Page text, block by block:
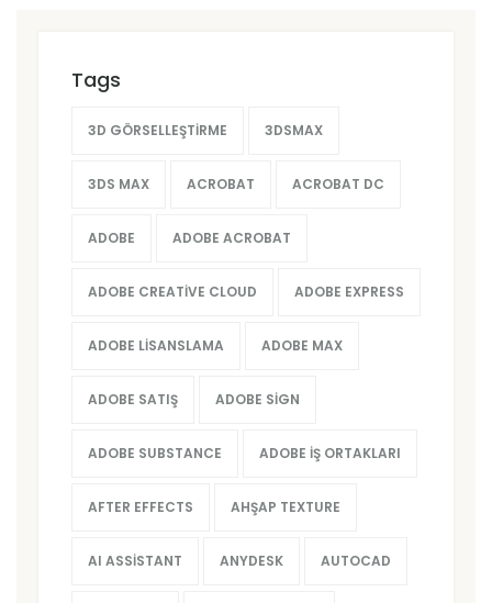
Tags
3D GÖRSELLEŞTIRME 3DSMAX
3DS MAX ACROBAT ACROBAT DC
ADOBE ADOBE ACROBAT
ADOBE CREATIVE CLOUD ADOBE EXPRESS
ADOBE LISANSLAMA ADOBE MAX
ADOBE SATIŞ ADOBE SIGN
ADOBE SUBSTANCE ADOBE İŞ ORTAKLARI
AFTER EFFECTS AHŞAP TEXTURE
AI ASSISTANT ANYDESK AUTOCAD